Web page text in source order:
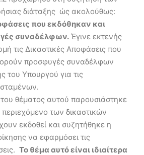
διάταξης ώς ακολούθως:
που εκδόθηκαν και
συναδέλφων. Έγινε εκτενής
τις Δικαστικές Αποφάσεις που
προσφυγές συναδέλφων
του Υπουργού για τις
θέματος αυτού παρουσιάστηκε
των δικαστικών
εκδοθεί και συζητήθηκε η
να εφαρμόσει τις
Το θέμα αυτό είναι ιδιαίτερα